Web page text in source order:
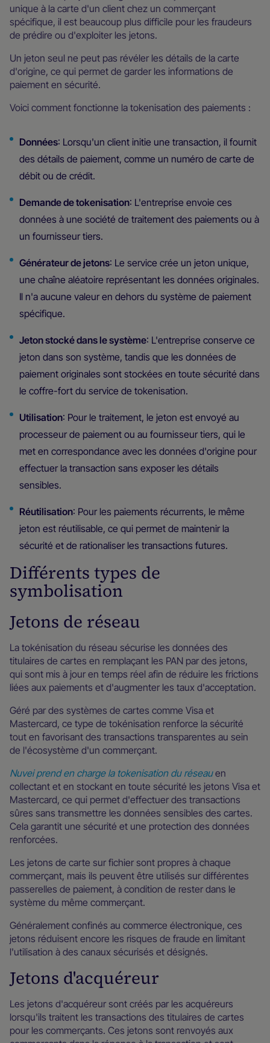
unique à la carte d'un client chez un commerçant
spécifique, il est beaucoup plus difficile pour les fraudeurs
de prédire ou d'exploiter les jetons.
Un jeton seul ne peut pas révéler les détails de la carte
d'origine, ce qui permet de garder les informations de
paiement en sécurité.
Voici comment fonctionne la tokenisation des paiements :
Données: Lorsqu'un client initie une transaction, il fournit
des détails de paiement, comme un numéro de carte de
débit ou de crédit.
Demande de tokenisation: L'entreprise envoie ces
données à une société de traitement des paiements ou à
un fournisseur tiers.
Générateur de jetons: Le service crée un jeton unique,
une chaîne aléatoire représentant les données originales.
Il n'a aucune valeur en dehors du système de paiement
spécifique.
Jeton stocké dans le système: L'entreprise conserve ce
jeton dans son système, tandis que les données de
paiement originales sont stockées en toute sécurité dans
le coffre-fort du service de tokenisation.
Utilisation: Pour le traitement, le jeton est envoyé au
processeur de paiement ou au fournisseur tiers, qui le
met en correspondance avec les données d'origine pour
effectuer la transaction sans exposer les détails
sensibles.
Réutilisation: Pour les paiements récurrents, le même
jeton est réutilisable, ce qui permet de maintenir la
sécurité et de rationaliser les transactions futures.
Différents types de
symbolisation
Jetons de réseau
La tokénisation du réseau sécurise les données des
titulaires de cartes en remplaçant les PAN par des jetons,
qui sont mis à jour en temps réel afin de réduire les frictions
liées aux paiements et d'augmenter les taux d'acceptation.
Géré par des systèmes de cartes comme Visa et
Mastercard, ce type de tokénisation renforce la sécurité
tout en favorisant des transactions transparentes au sein
de l'écosystème d'un commerçant.
Nuvei prend en charge la tokenisation du réseauen
collectant et en stockant en toute sécurité les jetons Visa et
Mastercard, ce qui permet d'effectuer des transactions
sûres sans transmettre les données sensibles des cartes.
Cela garantit une sécurité et une protection des données
renforcées.
Les jetons de carte sur fichier sont propres à chaque
commerçant, mais ils peuvent être utilisés sur différentes
passerelles de paiement, à condition de rester dans le
système du même commerçant.
Généralement confinés au commerce électronique, ces
jetons réduisent encore les risques de fraude en limitant
l'utilisation à des canaux sécurisés et désignés.
Jetons d'acquéreur
Les jetons d'acquéreur sont créés par les acquéreurs
lorsqu'ils traitent les transactions des titulaires de cartes
pour les commerçants. Ces jetons sont renvoyés aux